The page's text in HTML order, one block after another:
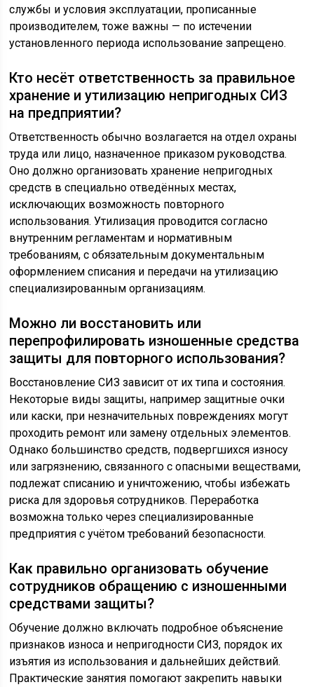
службы и условия эксплуатации, прописанные
производителем, тоже важны — по истечении
установленного периода использование запрещено.
Кто несёт ответственность за правильное
хранение и утилизацию непригодных СИЗ
на предприятии?
Ответственность обычно возлагается на отдел охраны
труда или лицо, назначенное приказом руководства.
Оно должно организовать хранение непригодных
средств в специально отведённых местах,
исключающих возможность повторного
использования. Утилизация проводится согласно
внутренним регламентам и нормативным
требованиям, с обязательным документальным
оформлением списания и передачи на утилизацию
специализированным организациям.
Можно ли восстановить или
перепрофилировать изношенные средства
защиты для повторного использования?
Восстановление СИЗ зависит от их типа и состояния.
Некоторые виды защиты, например защитные очки
или каски, при незначительных повреждениях могут
проходить ремонт или замену отдельных элементов.
Однако большинство средств, подвергшихся износу
или загрязнению, связанного с опасными веществами,
подлежат списанию и уничтожению, чтобы избежать
риска для здоровья сотрудников. Переработка
возможна только через специализированные
предприятия с учётом требований безопасности.
Как правильно организовать обучение
сотрудников обращению с изношенными
средствами защиты?
Обучение должно включать подробное объяснение
признаков износа и непригодности СИЗ, порядок их
изъятия из использования и дальнейших действий.
Практические занятия помогают закрепить навыки